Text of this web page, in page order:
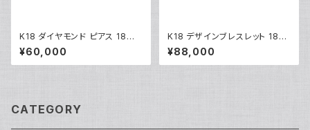
K18 ダイヤモンド ピアス 18金
フックピアス Y05252
¥60,000
K18 デザインブレスレット 18金
チェーンブレスレット Y04933
¥88,000
CATEGORY